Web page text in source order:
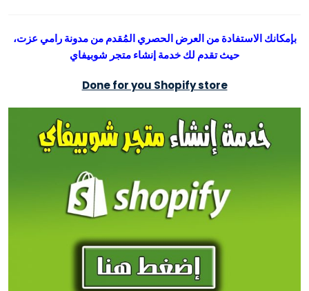
بإمكانك الاستفادة من العرض الحصري المُقدم من مدونة رامي عزت،
حيث تقدم لك خدمة إنشاء متجر شوبيفاي
Done for you Shopify store